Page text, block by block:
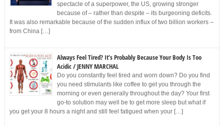
spectacle of a superpower, the US, growing stronger
because of – rather than despite – its burgeoning deficits.
It was also remarkable because of the sudden influx of two billion workers –
from China […]
Always Feel Tired? It’s Probably Because Your Body Is Too
Acidic / JENNY MARCHAL
Do you constantly feel tired and worn down? Do you find
you need stimulants like coffee to get you through the
morning or even generally throughout the day? Your first
go-to solution may well be to get more sleep but what if
you get your 8 hours a night and still feel fatigued when your […]